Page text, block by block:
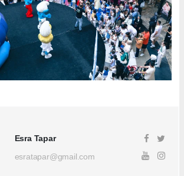
Esra Tapar
esratapar@gmail.com